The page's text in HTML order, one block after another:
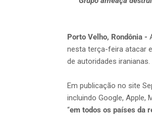
Porto Velho, Rondônia -
nesta terça-feira atacar
de autoridades iranianas.
Em publicação no site
incluindo Google, Apple,
“em todos os países da